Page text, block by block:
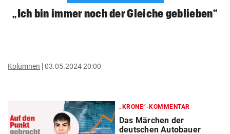
„Ich bin immer noch der Gleiche geblieben“
Kolumnen 03.05.2024 20:00
„KRONE“-KOMMENTAR
Das Märchen der
deutschen Autobauer